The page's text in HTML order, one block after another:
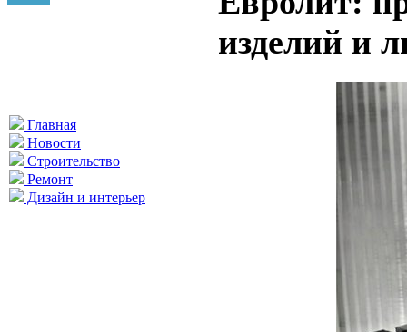
Главная
Новости
Строительство
Ремонт
Дизайн и интерьер
изделий и